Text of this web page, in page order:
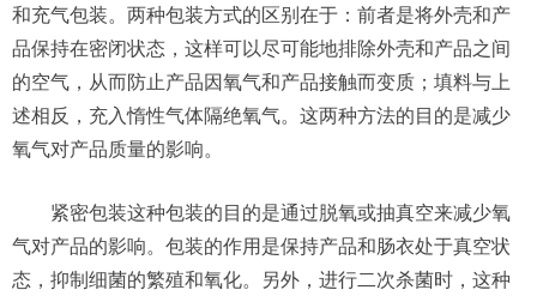
和充气包装。两种包装方式的区别在于：前者是将外壳和产
品保持在密闭状态，这样可以尽可能地排除外壳和产品之间
的空气，从而防止产品因氧气和产品接触而变质；填料与上
述相反，充入惰性气体隔绝氧气。这两种方法的目的是减少
氧气对产品质量的影响。
紧密包装这种包装的目的是通过脱氧或抽真空来减少氧
气对产品的影响。包装的作用是保持产品和肠衣处于真空状
态，抑制细菌的繁殖和氧化。另外，进行二次杀菌时，这种